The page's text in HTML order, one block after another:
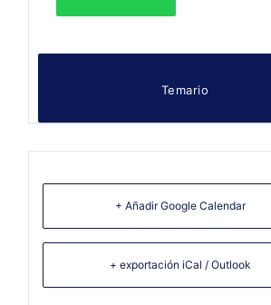
Temario
+ Añadir Google Calendar
+ exportación iCal / Outlook